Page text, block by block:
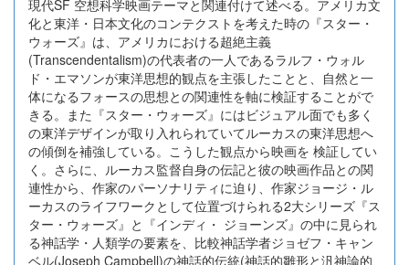
現代SF 空想科学映画テーマと関連付けて述べる。アメリカ文
化と東洋・日本文化のコンテクストを考えた時の『スター・
ウォーズ』は、アメリカにおける超絶主義
(Transcendentalism)の代表者の一人であるラルフ・ウォル
ド・エマソンが東洋思想的観点を主張したことと、自然と一
体になるフォースの思想との関連性を軸に検証することがで
きる。また『スター・ウォーズ』にはビジュアル面でも多く
の東洋デザインが取り入れられていてルーカスの東洋思想へ
の傾倒を補強している。こうした観点から映画を 検証してい
く。さらに、ルーカス監督自身の伝記と彼の映画作品との関
連性から、作家のパーソナリティに迫り、作家ジョージ・ル
ーカスのライフワークとして位置づけられる2大シリーズ『ス
ター・ウォーズ』と『インディ・ ジョーンズ』の中に見られ
る神話学・人類学の要素を、比較神話学者ジョゼフ・キャン
ベル(Joseph Campbell)の神話的伝統(神話的雛形と汎神論的